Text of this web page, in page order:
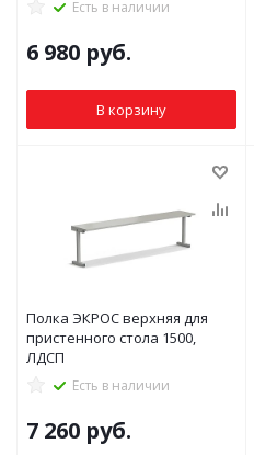
Есть в наличии
6 980 руб.
В корзину
Полка ЭКРОС верхняя для
пристенного стола 1500,
ЛДСП
Есть в наличии
7 260 руб.